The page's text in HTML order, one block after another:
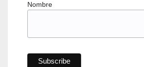
Nombre